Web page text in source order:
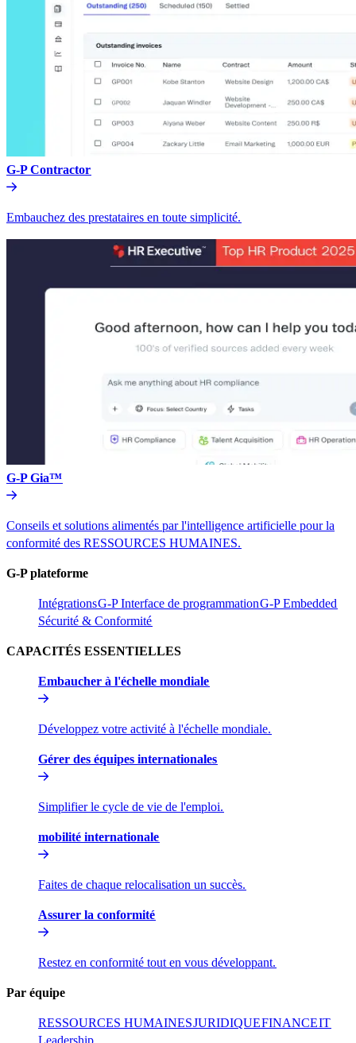
G-P Contractor​​
Embauchez des prestataires en toute simplicité.​​
G-P Gia™​​
Conseils et solutions alimentés par l'intelligence artificielle pour la
conformité des RESSOURCES HUMAINES.​​
G-P plateforme​​
Intégrations​​G-P Interface de programmation​​G-P Embedded​​
Sécurité & Conformité​​
CAPACITÉS ESSENTIELLES​​
Embaucher à l'échelle mondiale​​
Développez votre activité à l'échelle mondiale.​​
Gérer des équipes internationales​​
Simplifier le cycle de vie de l'emploi.​​
mobilité internationale​​
Faites de chaque relocalisation un succès.​​
Assurer la conformité​​
Restez en conformité tout en vous développant.​​
Par équipe​​
RESSOURCES HUMAINES​​JURIDIQUE​​FINANCE​​IT​​
Leadership​​